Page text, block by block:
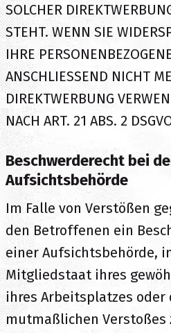
SOLCHER
STEHT. WENN SIE
IHRE
ANSCHLIESSEND NICHT
DIREKTWERBUNG
NACH ART. 21 ABS. 2
Beschwerde­recht bei
Aufsichts­behörde
Im Falle von Verstößen
den Betroffenen ein
einer Aufsichtsbehörde,
Mitgliedstaat ihres
ihres Arbeitsplatzes oder
mutmaßlichen Verstoßes